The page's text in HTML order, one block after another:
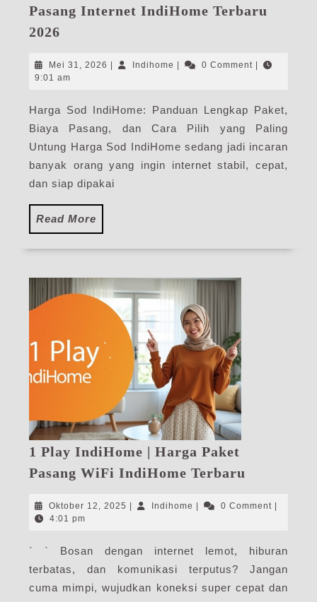
Pasang Internet IndiHome Terbaru
2026
IndiHome
|
Paket
Pasang
Internet
IndiHome
Terbaru
Mei 31, 2026 Mei
Indihome Indihome0 Comment
9:01 am
Harga Sod IndiHome: Panduan Lengkap Paket,
Biaya Pasang, dan Cara Pilih yang Paling
Untung Harga Sod IndiHome sedang jadi incaran
banyak orang yang ingin internet stabil, cepat,
dan siap dipakai
Read More
More
1 Play IndiHome | Harga Paket
Pasang WiFi IndiHome Terbaru
IndiHome
Paket
Pasang
WiFi
Oktober 12, 2025 OktoberIndihome Indihome0 Comment
4:01 pm
` ` Bosan dengan internet lemot, hiburan
terbatas, dan komunikasi terputus? Jangan
cuma mimpi, wujudkan koneksi super cepat dan